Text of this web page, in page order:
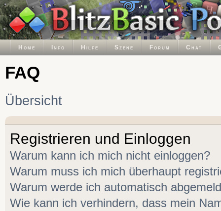
Home Info Hilfe Szene Forum Chat
FAQ
Übersicht
Registrieren und Einloggen
Warum kann ich mich nicht einloggen?
Warum muss ich mich überhaupt
Warum werde ich automatisch
Wie kann ich verhindern, dass mein